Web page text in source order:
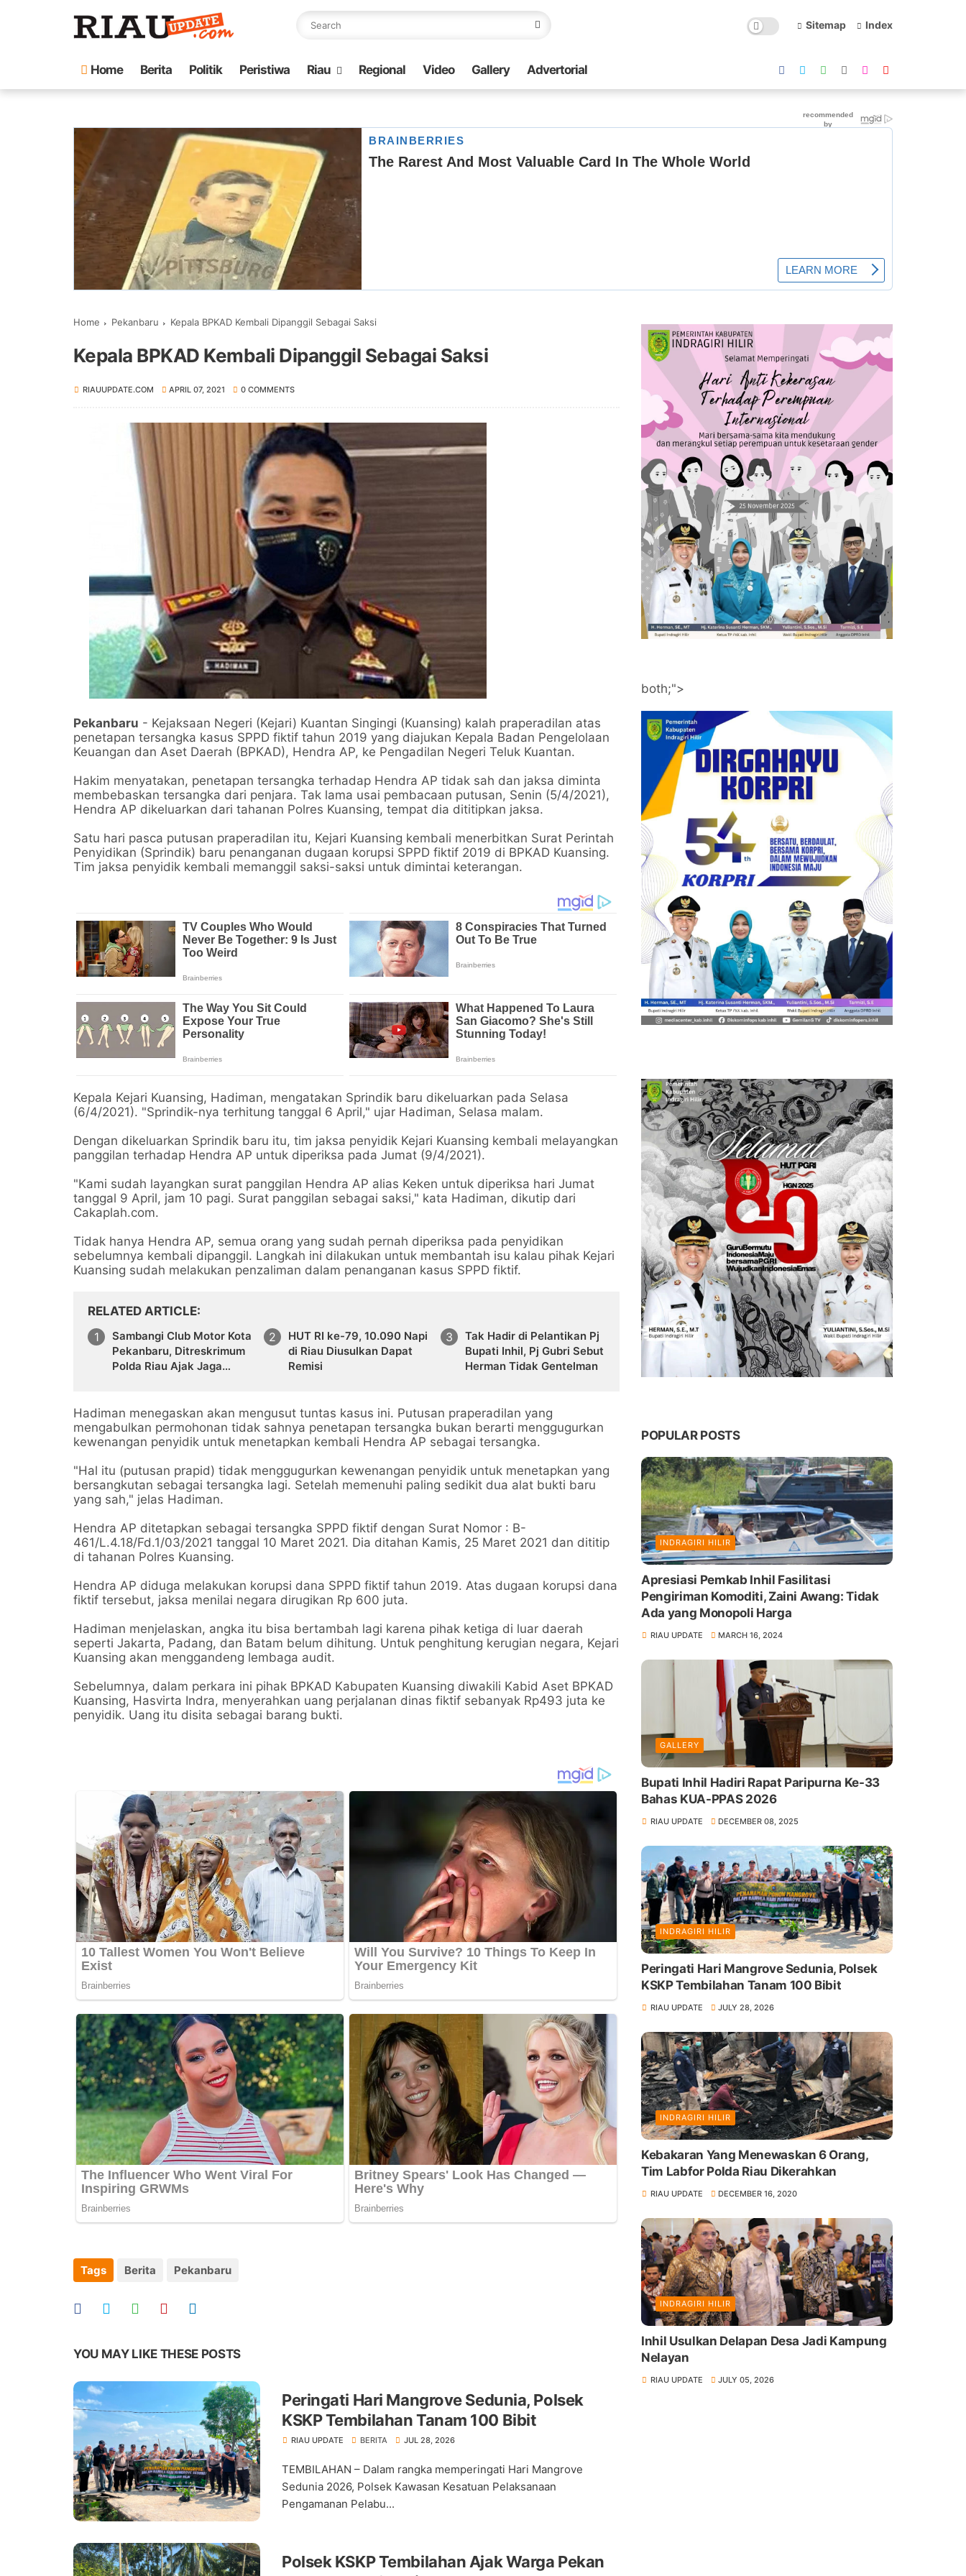
Sitemap Index
Home Berita Politik Peristiwa Riau Regional Video Gallery Advertorial
Home Pekanbaru Kepala BPKAD Kembali Dipanggil Sebagai Saksi
Kepala BPKAD Kembali Dipanggil Sebagai Saksi
RIAUUPDATE.COM APRIL 07, 2021 0 COMMENTS
Pekanbaru - Kejaksaan Negeri (Kejari) Kuantan Singingi (Kuansing) kalah praperadilan atas
penetapan tersangka kasus SPPD fiktif tahun 2019 yang diajukan Kepala Badan Pengelolaan
Keuangan dan Aset Daerah (BPKAD), Hendra AP, ke Pengadilan Negeri Teluk Kuantan.
Hakim menyatakan, penetapan tersangka terhadap Hendra AP tidak sah dan jaksa diminta
membebaskan tersangka dari penjara. Tak lama usai pembacaan putusan, Senin (5/4/2021),
Hendra AP dikeluarkan dari tahanan Polres Kuansing, tempat dia dititipkan jaksa.
Satu hari pasca putusan praperadilan itu, Kejari Kuansing kembali menerbitkan Surat Perintah
Penyidikan (Sprindik) baru penanganan dugaan korupsi SPPD fiktif 2019 di BPKAD Kuansing.
Tim jaksa penyidik kembali memanggil saksi-saksi untuk dimintai keterangan.
Kepala Kejari Kuansing, Hadiman, mengatakan Sprindik baru dikeluarkan pada Selasa
(6/4/2021). "Sprindik-nya terhitung tanggal 6 April," ujar Hadiman, Selasa malam.
Dengan dikeluarkan Sprindik baru itu, tim jaksa penyidik Kejari Kuansing kembali melayangkan
panggilan terhadap Hendra AP untuk diperiksa pada Jumat (9/4/2021).
"Kami sudah layangkan surat panggilan Hendra AP alias Keken untuk diperiksa hari Jumat
tanggal 9 April, jam 10 pagi. Surat panggilan sebagai saksi," kata Hadiman, dikutip dari
Cakaplah.com.
Tidak hanya Hendra AP, semua orang yang sudah pernah diperiksa pada penyidikan
sebelumnya kembali dipanggil. Langkah ini dilakukan untuk membantah isu kalau pihak Kejari
Kuansing sudah melakukan penzaliman dalam penanganan kasus SPPD fiktif.
RELATED ARTICLE
Sambangi Club Motor Kota
Pekanbaru, Ditreskrimum
Polda Riau Ajak Jaga
HUT RI ke-79, 10.090 Napi
di Riau Diusulkan Dapat
Remisi
Tak Hadir di Pelantikan Pj
Bupati Inhil, Pj Gubri Sebut
Herman Tidak Gentelman
Hadiman menegaskan akan mengusut tuntas kasus ini. Putusan praperadilan yang
mengabulkan permohonan tidak sahnya penetapan tersangka bukan berarti menggugurkan
kewenangan penyidik untuk menetapkan kembali Hendra AP sebagai tersangka.
"Hal itu (putusan prapid) tidak menggugurkan kewenangan penyidik untuk menetapkan yang
bersangkutan sebagai tersangka lagi. Setelah memenuhi paling sedikit dua alat bukti baru
yang sah," jelas Hadiman.
Hendra AP ditetapkan sebagai tersangka SPPD fiktif dengan Surat Nomor : B-
461/L.4.18/Fd.1/03/2021 tanggal 10 Maret 2021. Dia ditahan Kamis, 25 Maret 2021 dan dititip
di tahanan Polres Kuansing.
Hendra AP diduga melakukan korupsi dana SPPD fiktif tahun 2019. Atas dugaan korupsi dana
fiktif tersebut, jaksa menilai negara dirugikan Rp 600 juta.
Hadiman menjelaskan, angka itu bisa bertambah lagi karena pihak ketiga di luar daerah
seperti Jakarta, Padang, dan Batam belum dihitung. Untuk penghitung kerugian negara, Kejari
Kuansing akan menggandeng lembaga audit.
Sebelumnya, dalam perkara ini pihak BPKAD Kabupaten Kuansing diwakili Kabid Aset BPKAD
Kuansing, Hasvirta Indra, menyerahkan uang perjalanan dinas fiktif sebanyak Rp493 juta ke
penyidik. Uang itu disita sebagai barang bukti.
Tags Berita Pekanbaru
YOU MAY LIKE THESE POSTS
Peringati Hari Mangrove Sedunia, Polsek
KSKP Tembilahan Tanam 100 Bibit
RIAU UPDATE BERITA JUL 28, 2026
TEMBILAHAN – Dalam rangka memperingati Hari Mangrove
Sedunia 2026, Polsek Kawasan Kesatuan Pelaksanaan
Pengamanan Pelabu...
Polsek KSKP Tembilahan Ajak Warga Pekan
both;">
POPULAR POSTS
INDRAGIRI HILIR
Apresiasi Pemkab Inhil Fasilitasi
Pengiriman Komoditi, Zaini Awang: Tidak
Ada yang Monopoli Harga
RIAU UPDATE MARCH 16, 2024
GALLERY
Bupati Inhil Hadiri Rapat Paripurna Ke-33
Bahas KUA-PPAS 2026
RIAU UPDATE DECEMBER 08, 2025
INDRAGIRI HILIR
Peringati Hari Mangrove Sedunia, Polsek
KSKP Tembilahan Tanam 100 Bibit
RIAU UPDATE JULY 28, 2026
INDRAGIRI HILIR
Kebakaran Yang Menewaskan 6 Orang,
Tim Labfor Polda Riau Dikerahkan
RIAU UPDATE DECEMBER 16, 2020
INDRAGIRI HILIR
Inhil Usulkan Delapan Desa Jadi Kampung
Nelayan
RIAU UPDATE JULY 05, 2026